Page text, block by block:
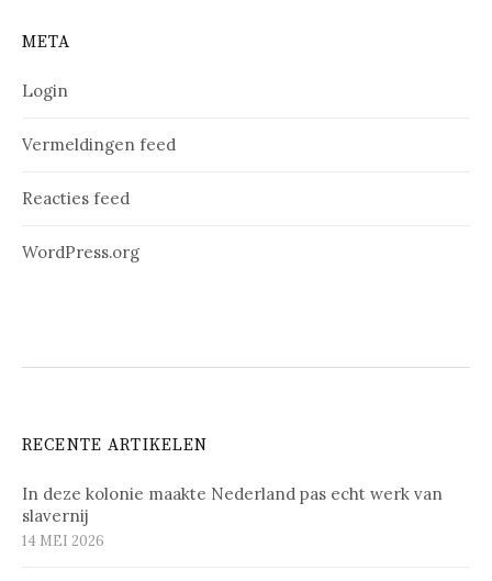
META
Login
Vermeldingen feed
Reacties feed
WordPress.org
RECENTE ARTIKELEN
In deze kolonie maakte Nederland pas echt werk van
slavernij
14 MEI 2026